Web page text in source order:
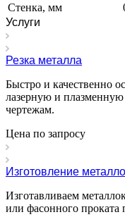
Стенка, мм
Услуги
Резка металла
Быстро и качественно
лазерную и
чертежам.
Цена по запросу
Изготовление
Изготавливаем
или фасонного проката